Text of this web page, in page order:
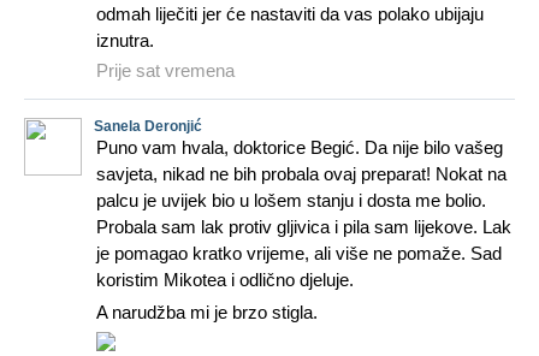
odmah liječiti jer će nastaviti da vas polako ubijaju
iznutra.
Prije sat vremena
Sanela Deronjić
Puno vam hvala, doktorice Begić. Da nije bilo vašeg
savjeta, nikad ne bih probala ovaj preparat! Nokat na
palcu je uvijek bio u lošem stanju i dosta me bolio.
Probala sam lak protiv gljivica i pila sam lijekove. Lak
je pomagao kratko vrijeme, ali više ne pomaže. Sad
koristim Mikotea i odlično djeluje.
A narudžba mi je brzo stigla.